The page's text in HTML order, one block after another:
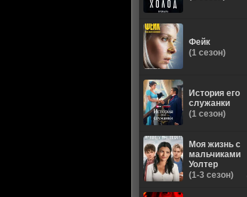
Фейк
(1 сезон)
История его
служанки
(1 сезон)
Моя жизнь с
мальчиками
Уолтер
(1-3 сезон)